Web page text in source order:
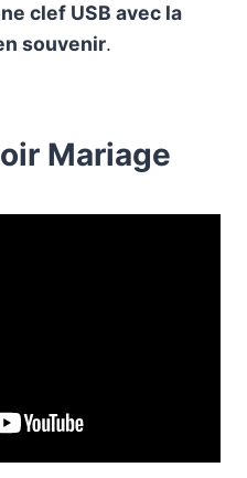
clef USB avec la
souvenir.
Mariage